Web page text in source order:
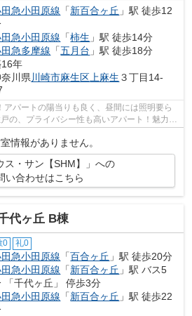
急小田原線 「新百合ヶ丘 」駅 徒歩12
急小田原線 「柿生 」駅 徒歩14分
急多摩線 「五月台 」駅 徒歩18分
年
川県川崎市麻生区上麻生 ３丁目14-
パートの陽当りも良く、昼間には照明要ら
の、プライバシー性も高いアパート！魅力も
情報がありません。
ス・サン【SHM】」への
い合わせはこちら
代ヶ丘 B棟
0 礼0
急小田原線 「百合ヶ丘 」駅 徒歩20分
急小田原線 「新百合ヶ丘 」駅 バス5
「千代ヶ丘」 停歩3分
急小田原線 「新百合ヶ丘 」駅 徒歩22